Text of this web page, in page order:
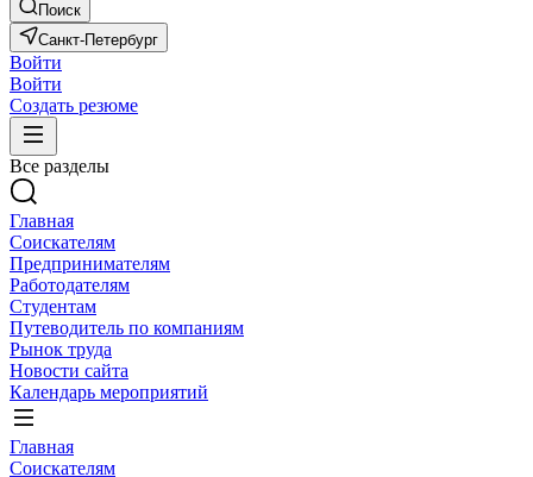
Поиск
Санкт-Петербург
Войти
Войти
Создать резюме
Все разделы
Главная
Соискателям
Предпринимателям
Работодателям
Студентам
Путеводитель по компаниям
Рынок труда
Новости сайта
Календарь мероприятий
Главная
Соискателям